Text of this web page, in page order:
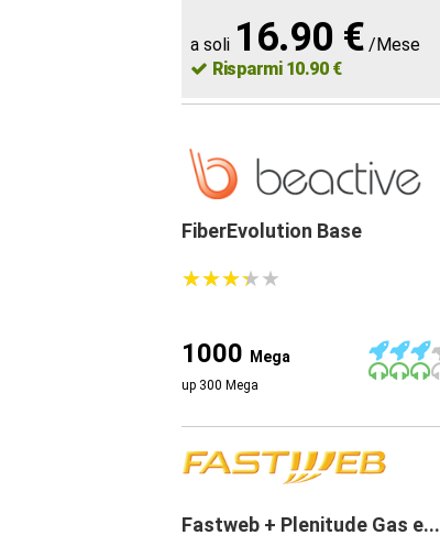
a soli 16.90 € /Mese
Risparmi 10.90 €
FiberEvolution Base
★★★★★
★★★★★
1000 Mega
up 300 Mega
Fastweb + Plenitude Gas e...